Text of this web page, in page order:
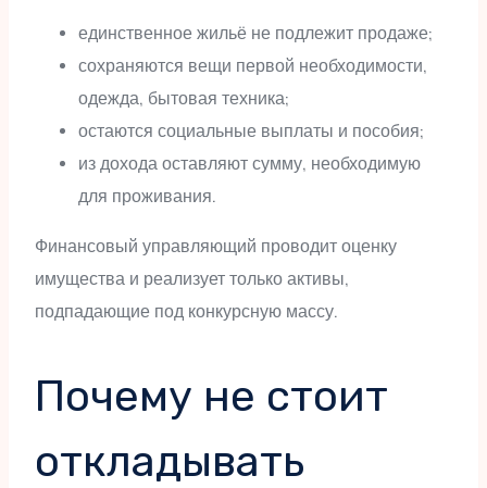
единственное жильё не подлежит продаже;
сохраняются вещи первой необходимости,
одежда, бытовая техника;
остаются социальные выплаты и пособия;
из дохода оставляют сумму, необходимую
для проживания.
Финансовый управляющий проводит оценку
имущества и реализует только активы,
подпадающие под конкурсную массу.
Почему не стоит
откладывать